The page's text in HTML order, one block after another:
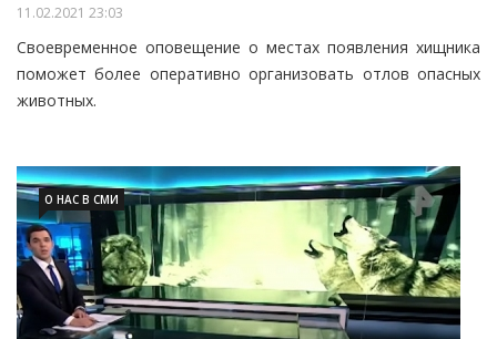
11.02.2021 23:03
Своевременное оповещение о местах появления хищника
поможет более оперативно организовать отлов опасных
животных.
О НАС В СМИ